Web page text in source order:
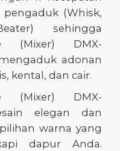
(Whisk,
sehingga
(Mixer) DMX-
adonan
kental, dan cair.
(Mixer) DMX-
elegan dan
warna yang
dapur Anda.